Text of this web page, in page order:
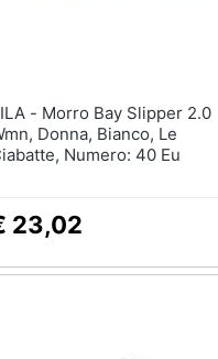
Bay Slipper 2.0
Donna, Bianco, Le
Numero: 40 Eu
23,02